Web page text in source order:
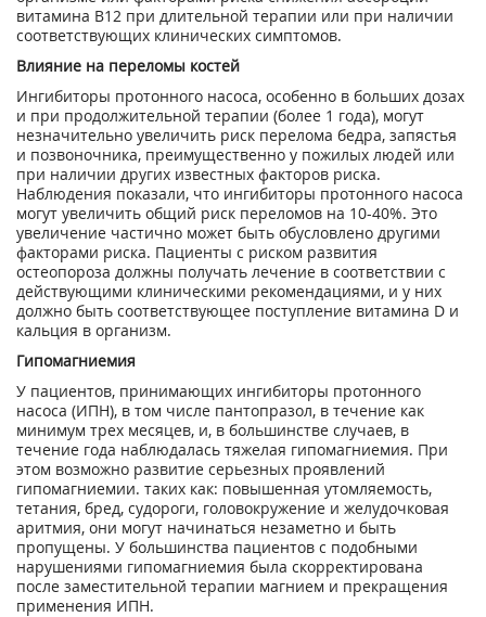
витамина В12 при длительной терапии или при наличии
соответствующих клинических симптомов.
Влияние на переломы костей
Ингибиторы протонного насоса, особенно в больших дозах
и при продолжительной терапии (более 1 года), могут
незначительно увеличить риск перелома бедра, запястья
и позвоночника, преимущественно у пожилых людей или
при наличии других известных факторов риска.
Наблюдения показали, что ингибиторы протонного насоса
могут увеличить общий риск переломов на 10-40%. Это
увеличение частично может быть обусловлено другими
факторами риска. Пациенты с риском развития
остеопороза должны получать лечение в соответствии с
действующими клиническими рекомендациями, и у них
должно быть соответствующее поступление витамина D и
кальция в организм.
Гипомагниемия
У пациентов, принимающих ингибиторы протонного
насоса (ИПН), в том числе пантопразол, в течение как
минимум трех месяцев, и, в большинстве случаев, в
течение года наблюдалась тяжелая гипомагниемия. При
этом возможно развитие серьезных проявлений
гипомагниемии. таких как: повышенная утомляемость,
тетания, бред, судороги, головокружение и желудочковая
аритмия, они могут начинаться незаметно и быть
пропущены. У большинства пациентов с подобными
нарушениями гипомагниемия была скорректирована
после заместительной терапии магнием и прекращения
применения ИПН.